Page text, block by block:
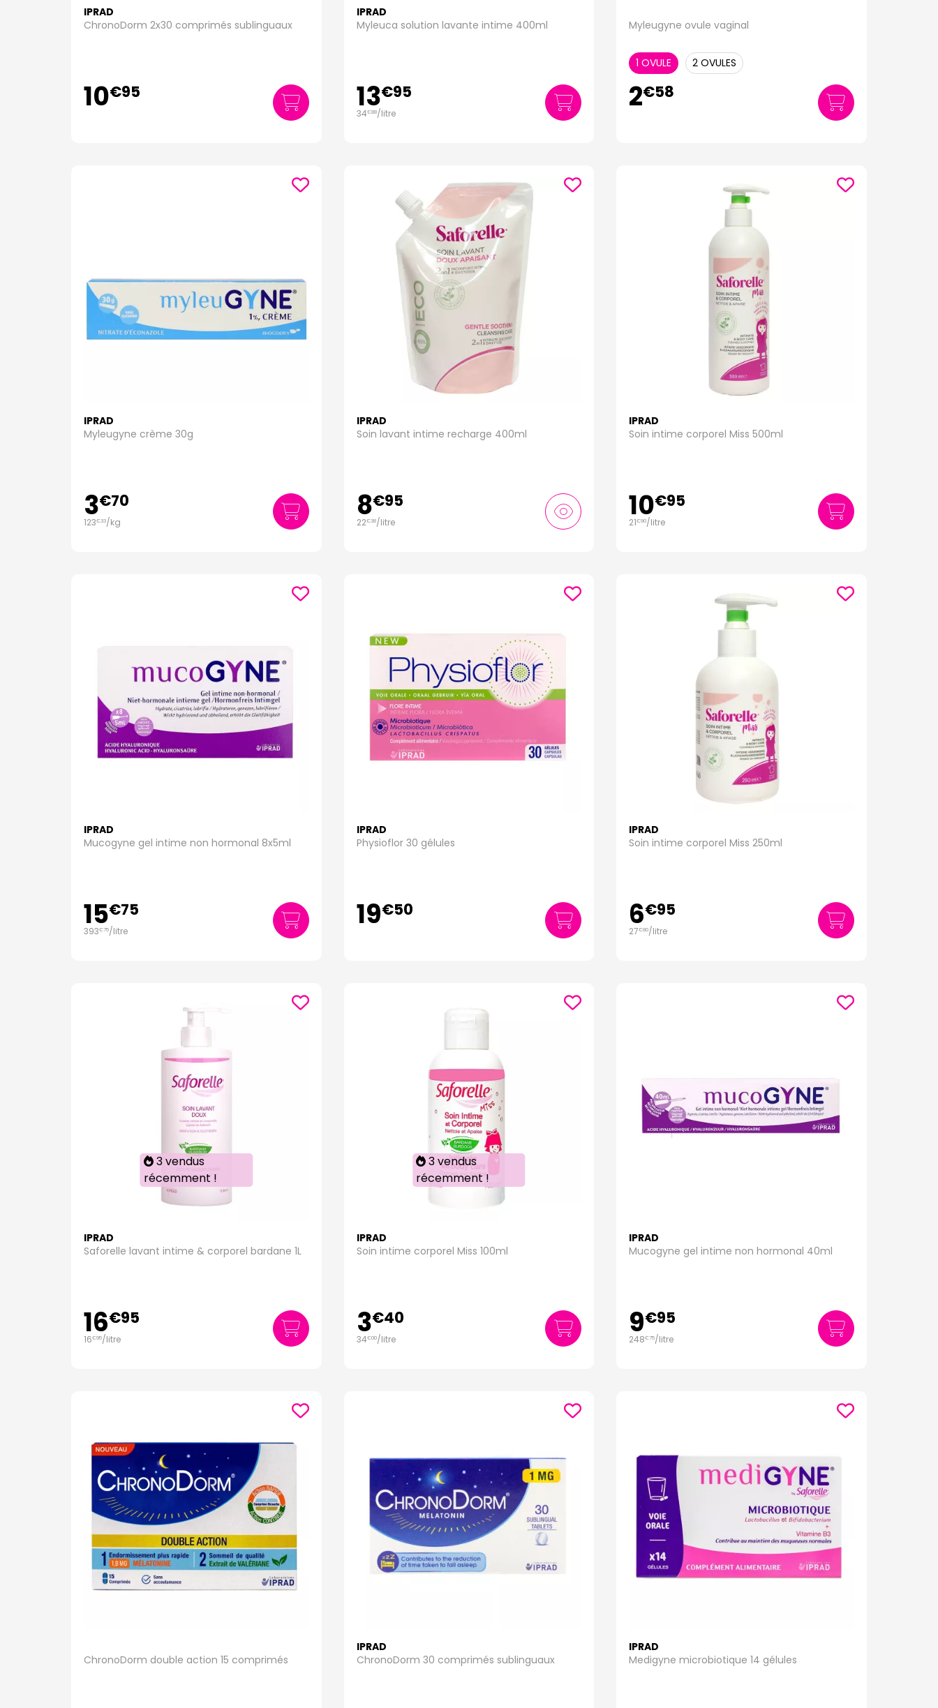
IPRAD
ChronoDorm 2x30 comprimés sublinguaux
10€95
IPRAD
Myleuca solution lavante intime 400ml
13€95
34€88/litre
Myleugyne ovule vaginal
1 OVULE 2 OVULES
2€58
IPRAD
Myleugyne crème 30g
3€70
123€33/kg
IPRAD
Soin lavant intime recharge 400ml
8€95
22€38/litre
IPRAD
Soin intime corporel Miss 500ml
10€95
21€90/litre
IPRAD
Mucogyne gel intime non hormonal 8x5ml
15€75
393€75/litre
IPRAD
Physioflor 30 gélules
19€50
IPRAD
Soin intime corporel Miss 250ml
6€95
27€80/litre
3 vendus
récemment !
IPRAD
Saforelle lavant intime & corporel bardane 1L
16€95
16€95/litre
3 vendus
récemment !
IPRAD
Soin intime corporel Miss 100ml
3€40
34€00/litre
IPRAD
Mucogyne gel intime non hormonal 40ml
9€95
248€75/litre
ChronoDorm double action 15 comprimés
IPRAD
ChronoDorm 30 comprimés sublinguaux
IPRAD
Medigyne microbiotique 14 gélules